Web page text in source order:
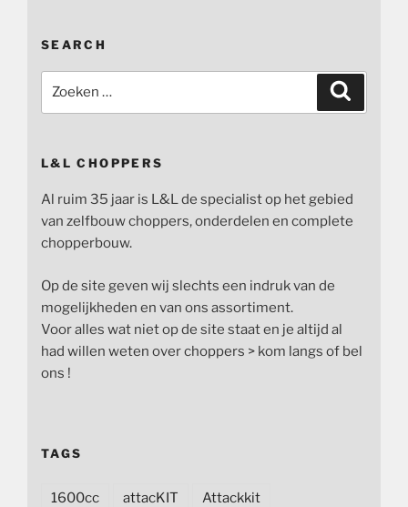
SEARCH
naar:
L&L CHOPPERS
Al ruim 35 jaar is L&L de specialist op het gebied
van zelfbouw choppers, onderdelen en complete
chopperbouw.
Op de site geven wij slechts een indruk van de
mogelijkheden en van ons assortiment.
Voor alles wat niet op de site staat en je altijd al
had willen weten over choppers > kom langs of bel
ons !
TAGS
1600cc attacKIT Attackkit